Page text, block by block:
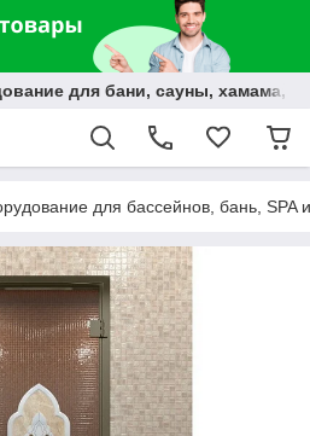
для бани, сауны, хамама,
для бассейнов, бань, SPA